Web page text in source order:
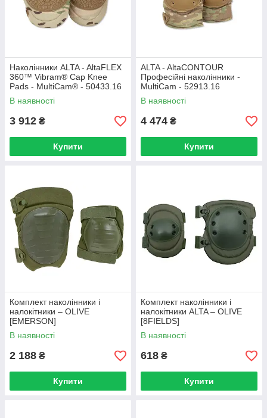
Наколінники ALTA - AltaFLEX
360™ Vibram® Cap Knee
Pads - MultiCam® - 50433.16
В наявності
3 912 ₴
Купити
ALTA - AltaCONTOUR
Професійні наколінники -
MultiCam - 52913.16
В наявності
4 474 ₴
Купити
Комплект наколінники і
налокітники – OLIVE
[EMERSON]
В наявності
2 188 ₴
Купити
Комплект наколінники і
налокітники ALTA – OLIVE
[8FIELDS]
В наявності
618 ₴
Купити